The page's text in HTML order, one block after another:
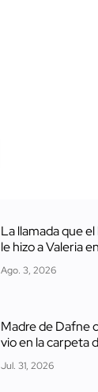
La llamada que el
le hizo a Valeria
Ago. 3, 2026
Madre de Dafne
vio en la carpeta
Jul. 31, 2026